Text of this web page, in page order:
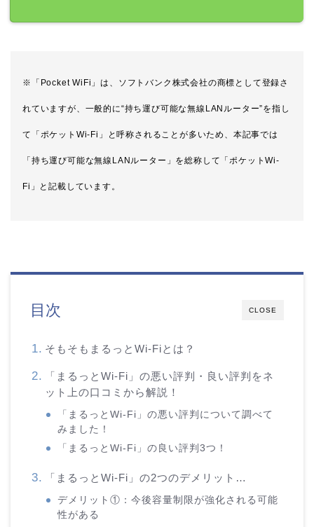
※「Pocket WiFi」は、ソフトバンク株式会社の商標として登録さ
れていますが、一般的に“持ち運び可能な無線LANルーター”を指し
て「ポケットWi-Fi」と呼称されることが多いため、本記事では
「持ち運び可能な無線LANルーター」を総称して「ポケットWi-
Fi」と記載しています。
CLOSE
目次
そもそもまるっとWi-Fiとは？
「まるっとWi-Fi」の悪い評判・良い評判をネ
ット上の口コミから解説！
「まるっとWi-Fi」の悪い評判について調べて
みました！
「まるっとWi-Fi」の良い評判3つ！
「まるっとWi-Fi」の2つのデメリット…
デメリット①：今後容量制限が強化される可能
性がある